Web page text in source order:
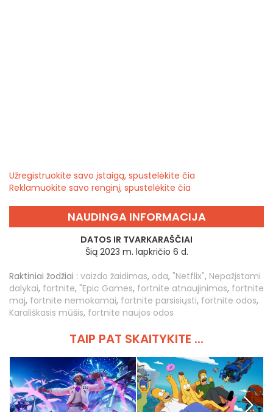
Užregistruokite savo įstaigą, spustelėkite čia
Reklamuokite savo renginį, spustelėkite čia
NAUDINGA INFORMACIJA
DATOS IR TVARKARAŠČIAI
Šią 2023 m. lapkričio 6 d.
Raktiniai žodžiai : vaizdo žaidimas, oda, "Netflix", Nepažįstami
dalykai, fortnite, "Epic Games, fortnite atnaujinimas, fortnite
maj, fortnite nemokamai, fortnite parsisiųsti, fortnite odos,
Karališkasis mūšis, fortnite naujos odos
TAIP PAT SKAITYKITE ...